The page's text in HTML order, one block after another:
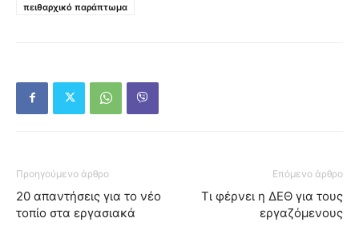
πειθαρχικό παράπτωμα
Προηγούμενο άρθρο
20 απαντήσεις για το νέο
τοπίο στα εργασιακά
Επόμενο άρθρο
Τι φέρνει η ΔΕΘ για τους
εργαζόμενους